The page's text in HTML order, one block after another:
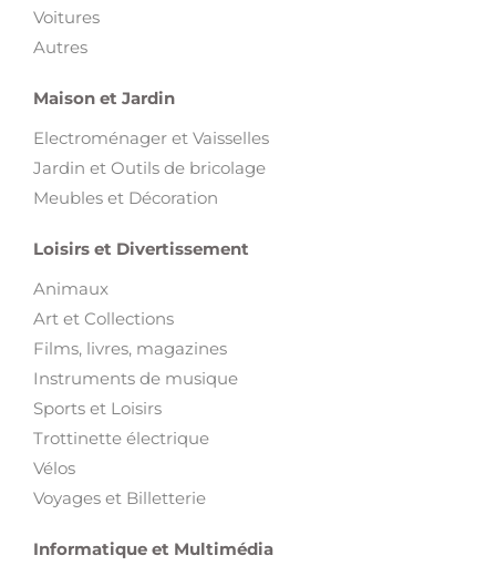
Voitures
Autres
Maison et Jardin
Electroménager et Vaisselles
Jardin et Outils de bricolage
Meubles et Décoration
Loisirs et Divertissement
Animaux
Art et Collections
Films, livres, magazines
Instruments de musique
Sports et Loisirs
Trottinette électrique
Vélos
Voyages et Billetterie
Informatique et Multimédia